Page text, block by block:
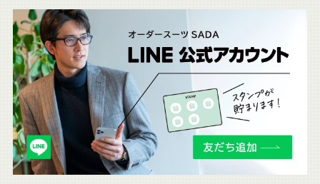
こ
ち
ら
も
チ
ェ